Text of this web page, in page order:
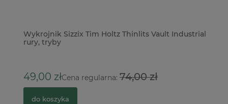
Wykrojnik Sizzix Tim Holtz Thinlits Vault Industrial
rury, tryby
49,00 złCena regularna:74,00 zł
do koszyka